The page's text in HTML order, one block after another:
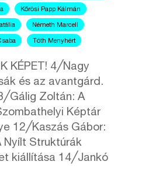
Kőrösi Papp Kálmán
Németh Marcell
Tóth Menyhért
KÉPET! 4╱Nagy
és az avantgárd.
Zoltán: A
Képtár
12╱Kaszás Gábor:
Nyílt Struktúrák
kiállítása 14╱Jankó